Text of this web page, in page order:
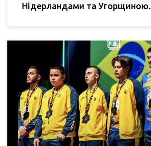
Нідерландами та Угорщиною.